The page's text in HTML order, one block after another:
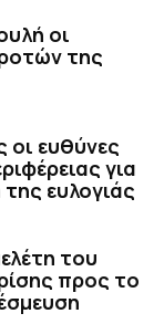
οι
της
οι ευθύνες
για
ευλογιάς
του
προς το